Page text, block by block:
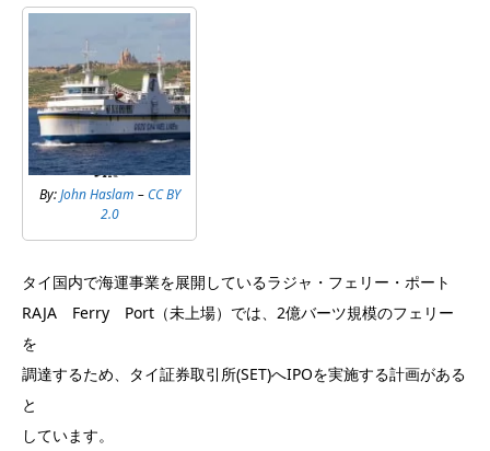
By:John Haslam –CC BY
2.0
タイ国内で海運事業を展開しているラジャ・フェリー・ポート
RAJA Ferry Port（未上場）では、2億バーツ規模のフェリー
を
調達するため、タイ証券取引所(SET)へIPOを実施する計画がある
と
しています。